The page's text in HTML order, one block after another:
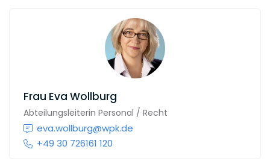
Mehr Informationen finden Sie
Frau Eva Wollburg
Abteilungsleiterin Personal / Recht
eva.wollburg@wpk.de
+49 30 726161 120